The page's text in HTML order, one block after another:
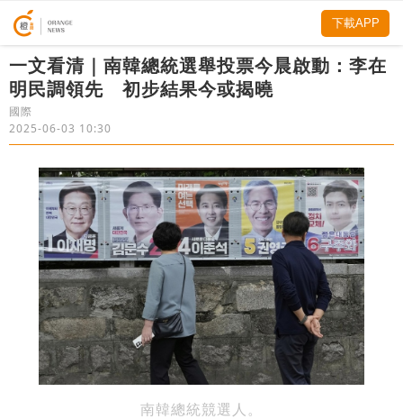
一文看清｜南韓總統選舉投票今晨啟動：李在
明民調領先 初步結果今或揭曉
國際
2025-06-03 10:30
南韓總統競選人。
下載APP